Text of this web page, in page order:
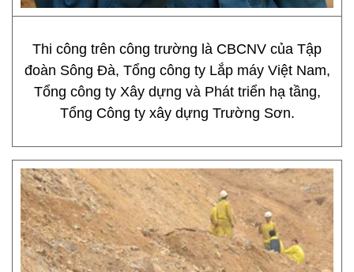
Thi công trên công trường là CBCNV của Tập
đoàn Sông Đà, Tổng công ty Lắp máy Việt Nam,
Tổng công ty Xây dựng và Phát triển hạ tầng,
Tổng Công ty xây dựng Trường Sơn.